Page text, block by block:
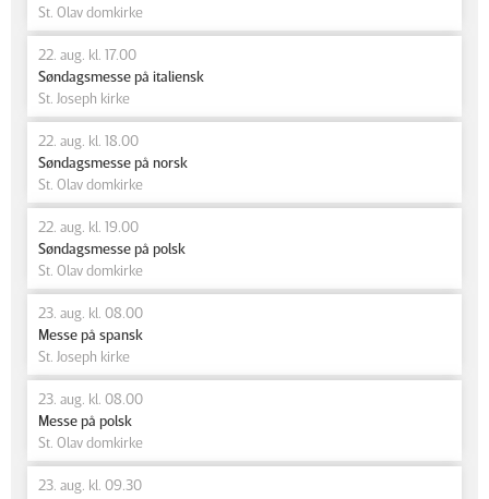
St. Olav domkirke
22. aug. kl. 17.00
Søndagsmesse på italiensk
St. Joseph kirke
22. aug. kl. 18.00
Søndagsmesse på norsk
St. Olav domkirke
22. aug. kl. 19.00
Søndagsmesse på polsk
St. Olav domkirke
23. aug. kl. 08.00
Messe på spansk
St. Joseph kirke
23. aug. kl. 08.00
Messe på polsk
St. Olav domkirke
23. aug. kl. 09.30